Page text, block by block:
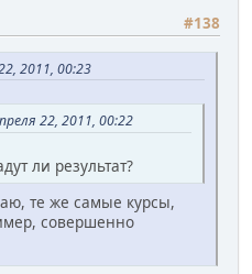
#138
2011, 00:23
22, 2011, 00:22
ли результат?
те же самые курсы,
совершенно